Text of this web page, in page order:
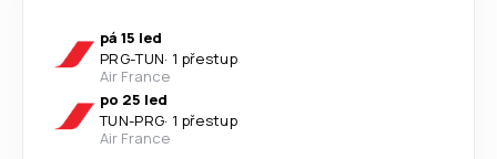
pá 15 led
PRG-TUN· 1 přestup
Air France
po 25 led
TUN-PRG· 1 přestup
Air France